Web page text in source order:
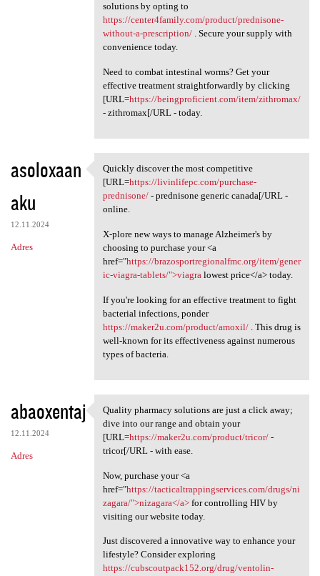
solutions by opting to
https://center4family.com/product/prednisone-
without-a-prescription/. Secure your supply with
convenience today.
Need to combat intestinal worms? Get your
effective treatment straightforwardly by clicking
[URL=https://beingproficient.com/item/zithromax/
- zithromax[/URL - today.
asoloxaan
aku
12.11.2024
Adres
Quickly discover the most
Quickly discover the most competitive
[URL=https://livinlifepc.com/purchase-
prednisone/- prednisone generic canada[/URL -
online.
X-plore new ways to manage Alzheimer's by
choosing to purchase your <a
href="https://brazosportregionalfmc.org/item/gener
ic-viagra-tablets/">viagralowest price</a> today.
If you're looking for an effective treatment to fight
bacterial infections, ponder
https://maker2u.com/product/amoxil/. This drug is
well-known for its effectiveness against numerous
types of bacteria.
abaoxentaj
12.11.2024
Adres
Quality pharmacy solutions
Quality pharmacy solutions are just a click away;
dive into our range and obtain your
[URL=https://maker2u.com/product/tricor/-
tricor[/URL - with ease.
Now, purchase your <a
href="https://tacticaltrappingservices.com/drugs/ni
zagara/">nizagara</a>for controlling HIV by
visiting our website today.
Just discovered a innovative way to enhance your
lifestyle? Consider exploring
https://cubscoutpack152.org/drug/ventolin-